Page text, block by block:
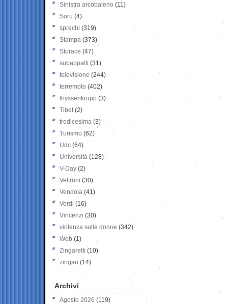
Sinistra arcobaleno (11)
Soru (4)
sprechi (319)
Stampa (373)
Storace (47)
subappalti (31)
televisione(244)
terremoto (402)
thyssenkrupp (3)
Tibet(2)
tredicesima (3)
Turismo (62)
Udc (64)
Università (128)
V-Day (2)
Veltroni (30)
Vendola (41)
Verdi (16)
Vincenzi (30)
violenza sulle donne (342)
Web (1)
Zingaretti (10)
zingari (14)
Archivi
Agosto 2026 (119)